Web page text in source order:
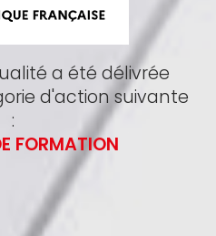
a été délivrée
d'action suivante
:
FORMATION